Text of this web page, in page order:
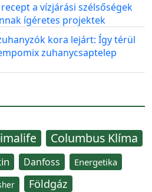
a vízjárási szélsőségek
ígéretes projektek
kora lejárt: Így térül
zuhanycsaptelep
Columbus Klíma
Danfoss Energetika
Földgáz